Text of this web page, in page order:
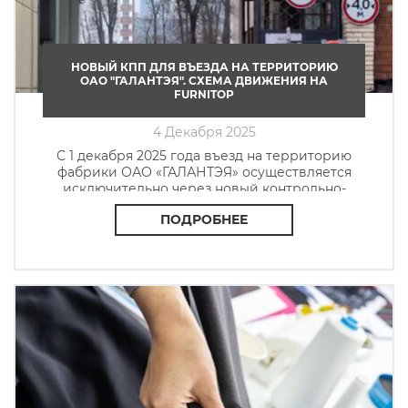
НОВЫЙ КПП ДЛЯ ВЪЕЗДА НА ТЕРРИТОРИЮ
ОАО "ГАЛАНТЭЯ". СХЕМА ДВИЖЕНИЯ НА
FURNITOP
4 Декабря 2025
С 1 декабря 2025 года въезд на территорию
фабрики ОАО «ГАЛАНТЭЯ» осуществляется
исключительно через новый контрольно-
пропускной пункт.
ПОДРОБНЕЕ